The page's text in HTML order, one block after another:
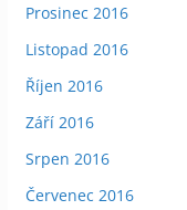
Prosinec 2016
Listopad 2016
Říjen 2016
Září 2016
Srpen 2016
Červenec 2016